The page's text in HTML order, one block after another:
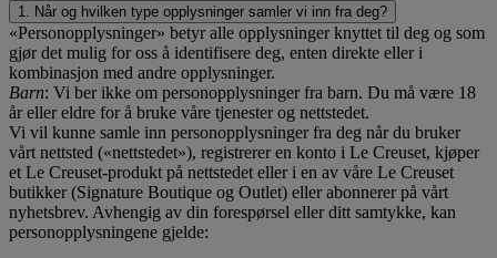
1. Når og hvilken type opplysninger samler vi inn fra deg?
«Personopplysninger» betyr alle opplysninger knyttet til deg og som
gjør det mulig for oss å identifisere deg, enten direkte eller i
kombinasjon med andre opplysninger.
Barn: Vi ber ikke om personopplysninger fra barn. Du må være 18
år eller eldre for å bruke våre tjenester og nettstedet.
Vi vil kunne samle inn personopplysninger fra deg når du bruker
vårt nettsted («nettstedet»), registrerer en konto i Le Creuset, kjøper
et Le Creuset-produkt på nettstedet eller i en av våre Le Creuset
butikker (Signature Boutique og Outlet) eller abonnerer på vårt
nyhetsbrev. Avhengig av din forespørsel eller ditt samtykke, kan
personopplysningene gjelde: